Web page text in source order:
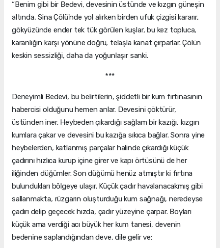
“Benim gibi bir Bedevi, devesinin üstünde ve kızgın güneşin
altında, Sina Çölü'nde yol alırken birden ufuk çizgisi kararır,
gökyüzünde ender tek tük görülen kuşlar, bu kez topluca,
karanlığın karşı yönüne doğru, telaşla kanat çırparlar. Çölün
keskin sessizliği, daha da yoğunlaşır sanki.
***
Deneyimli Bedevi, bu belirtilerin, şiddetli bir kum fırtınasının
habercisi olduğunu hemen anlar. Devesini çöktürür,
üstünden iner. Heybeden çıkardığı sağlam bir kazığı, kızgın
kumlara çakar ve devesini bu kazığa sıkıca bağlar. Sonra yine
heybelerden, katlanmış parçalar halinde çıkardığı küçük
çadırını hızlıca kurup içine girer ve kapı örtüsünü de her
iliğinden düğümler. Son düğümü henüz atmıştır ki fırtına
bulundukları bölgeye ulaşır. Küçük çadır havalanacakmış gibi
sallanmakta, rüzgarın oluşturduğu kum sağnağı, neredeyse
çadırı delip geçecek hızda, çadır yüzeyine çarpar. Boyları
küçük ama verdiği acı büyük her kum tanesi, devenin
bedenine saplandığından deve, dile gelir ve: